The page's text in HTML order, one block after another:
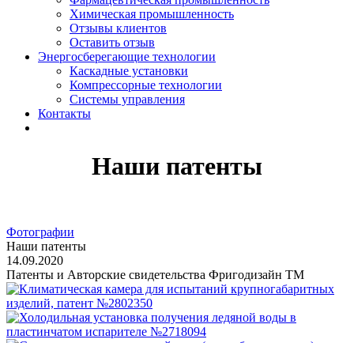
Химическая промышленность
Отзывы клиентов
Оставить отзыв
Энергосберегающие технологии
Каскадные установки
Компрессорные технологии
Системы управления
Контакты
Наши патенты
Фотографии
Наши патенты
14.09.2020
Патенты и Авторские свидетельства Фригодизайн ТМ